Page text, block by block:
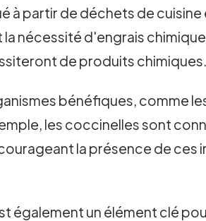
à partir de déchets de
nécessité d'engrais
de produits chimiques.
bénéfiques, comme
les coccinelles sont
la présence de
également un élément clé